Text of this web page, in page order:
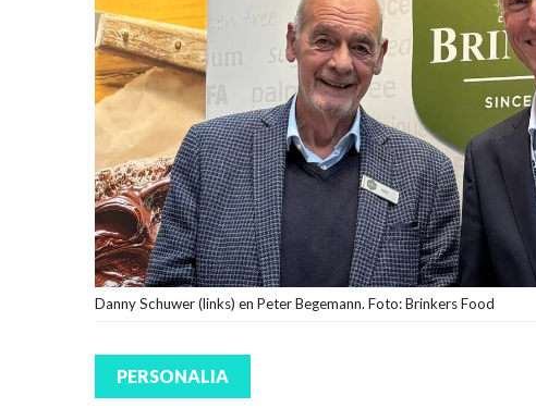
Danny Schuwer (links) en Peter Begemann. Foto: Brinkers Food
PERSONALIA